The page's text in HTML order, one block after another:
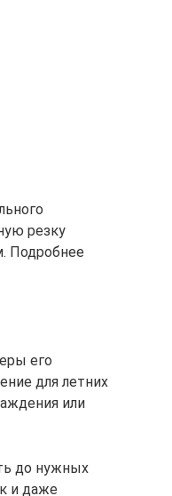
резку
Подробнее
его
для летних
или
до нужных
и даже